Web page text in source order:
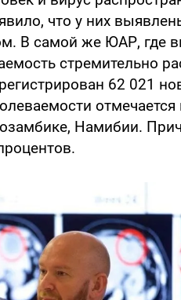
что у них
В самой же ЮАР, где
стремительно
62 021
отмечается
Намибии.